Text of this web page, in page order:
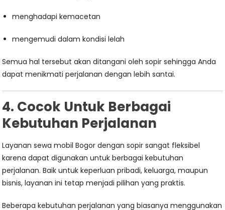
menghadapi kemacetan
mengemudi dalam kondisi lelah
Semua hal tersebut akan ditangani oleh sopir sehingga Anda
dapat menikmati perjalanan dengan lebih santai.
4. Cocok Untuk Berbagai
Kebutuhan Perjalanan
Layanan sewa mobil Bogor dengan sopir sangat fleksibel
karena dapat digunakan untuk berbagai kebutuhan
perjalanan. Baik untuk keperluan pribadi, keluarga, maupun
bisnis, layanan ini tetap menjadi pilihan yang praktis.
Beberapa kebutuhan perjalanan yang biasanya menggunakan